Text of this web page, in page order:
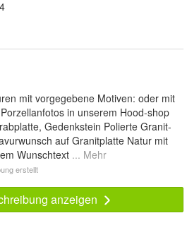
mit vorgegebene Motiven: oder mit
in unserem Hood-shop
Gedenkstein Polierte Granit-
auf Granitplatte Natur mit
Wunschtext ... Mehr
erstellt
anzeigen